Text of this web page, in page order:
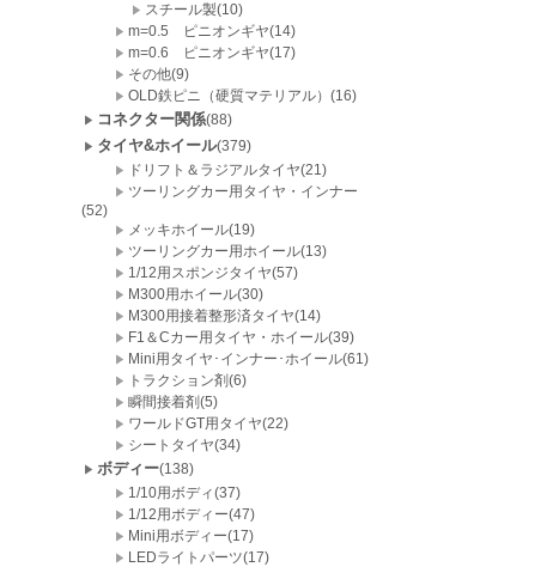
スチール製(10)
m=0.5 ピニオンギヤ(14)
m=0.6 ピニオンギヤ(17)
その他(9)
OLD鉄ピニ（硬質マテリアル）(16)
コネクター関係(88)
タイヤ&ホイール(379)
ドリフト＆ラジアルタイヤ(21)
ツーリングカー用タイヤ・インナー
(52)
メッキホイール(19)
ツーリングカー用ホイール(13)
1/12用スポンジタイヤ(57)
M300用ホイール(30)
M300用接着整形済タイヤ(14)
F1＆Cカー用タイヤ・ホイール(39)
Mini用タイヤ･インナー･ホイール(61)
トラクション剤(6)
瞬間接着剤(5)
ワールドGT用タイヤ(22)
シートタイヤ(34)
ボディー(138)
1/10用ボディ(37)
1/12用ボディー(47)
Mini用ボディー(17)
LEDライトパーツ(17)